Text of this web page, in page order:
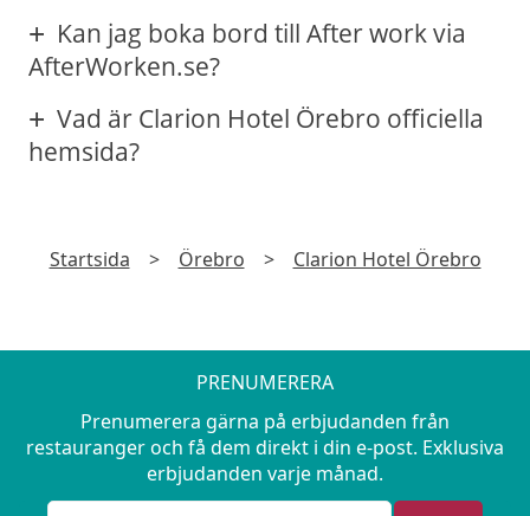
Kan jag boka bord till After work via
AfterWorken.se?
Vad är Clarion Hotel Örebro officiella
hemsida?
Startsida > Örebro > Clarion Hotel Örebro
PRENUMERERA
Prenumerera gärna på erbjudanden från
restauranger och få dem direkt i din e-post. Exklusiva
erbjudanden varje månad.